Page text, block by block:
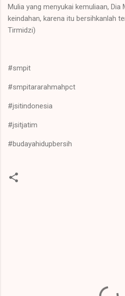
Mulia yang menyukai kemuliaan, Dia
keindahan, karena itu bersihkanlah
Tirmidzi)
#smpit
#smpitararahmahpct
#jsitindonesia
#jsitjatim
#budayahidupbersih